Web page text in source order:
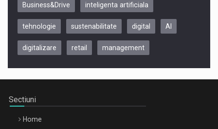
Be Inspired. Make it Happen!, CLUJ, 9 Decembrie
Business&Drive inteligenta artificiala
tehnologie sustenabilitate digital AI
digitalizare retail management
Sectiuni
Home